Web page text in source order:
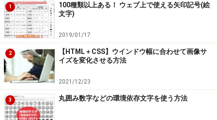
1
100種類以上ある！ ウェブ上で使える矢印記号(絵
文字)
2019/01/17
2
【HTML＋CSS】ウインドウ幅に合わせて画像サ
イズを変化させる方法
2021/12/23
3 丸囲み数字などの環境依存文字を使う方法